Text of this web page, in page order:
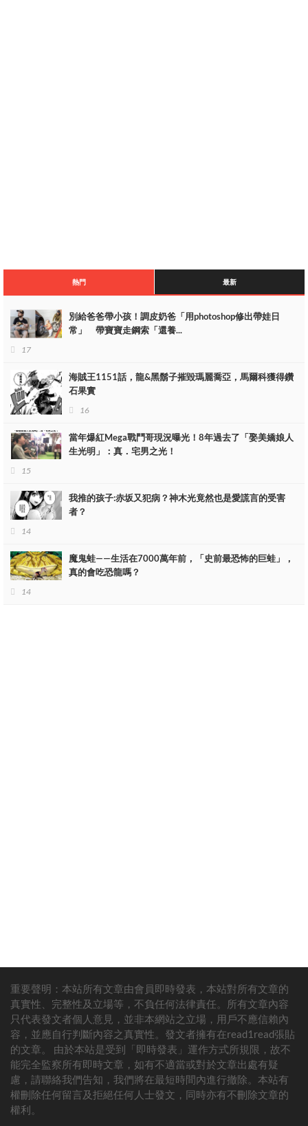
熱門 最新
別給爸爸帶小孩！調皮奶爸「用photoshop修出帶娃日
常」 帶寶寶走鋼索「還養...
17
海賊王1151話，龍&黑鬍子摧毀瑪麗喬亞，馬爾科獲得鑽
石果實
16
當年爆紅Mega戰鬥哥現況曝光！8年過去了「娶美嬌娘人
生光明」：真．宅男之光！
15
我推的孩子:赤坂又犯病？神木光竟然也是愛謊言的受害
者？
14
魔鬼蛙——生活在7000萬年前，「史前最恐怖的巨蛙」，
真的會吃恐龍嗎？
14
重要聲明：本站所有文章由會員即時發表，本站對所有文章的
真實性、完整性及立場等，不負任何法律責任。所有文章內容
只代表發文者個人意見，並非本網站之立場，用戶不應信賴內
容，並應自行判斷內容之真實性。發文者擁有在read1read張貼
的文章。 由於本站是受到「即時發表」運作方式所規限，故不
能完全監察所有即時文章，如有不適當或對於文章出處有疑
慮，請聯絡我們告知，我們將在最短時間內進行撤除。本站有
權刪除任何留言及拒絕任何人士發文，同時亦有不刪除文章的
權利。